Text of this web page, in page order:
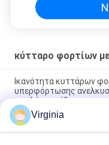
κύτταρο φορτίων
Ικανότητα κυττάρων
υπερφόρτωσης
υψηλής ακρίβειας
Κύτταρο φορτίων
την αναλογική
Virginia